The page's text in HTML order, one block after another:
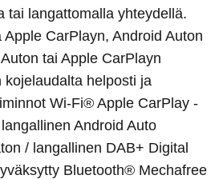
tai langattomalla yhteydellä.
CarPlayn, Android Auton
tai Apple CarPlayn
kojelaudalta helposti ja
Wi-Fi® Apple CarPlay -
Android Auto
/ langallinen DAB+ Digital
Bluetooth® Mechafree